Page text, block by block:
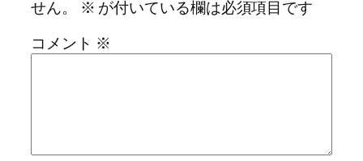
せん。 ※ が付いている欄は必須項目です
コメント ※